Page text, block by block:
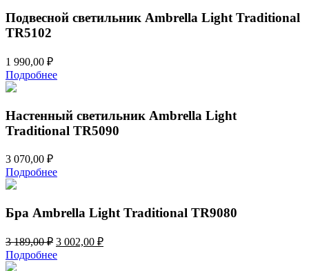
Подвесной светильник Ambrella Light Traditional
TR5102
1 990,00 ₽
Подробнее
Настенный светильник Ambrella Light
Traditional TR5090
3 070,00 ₽
Подробнее
Бра Ambrella Light Traditional TR9080
3 189,00₽ Первоначальная
цена
составляла
3 002,00 ₽Текущая
Подробнее